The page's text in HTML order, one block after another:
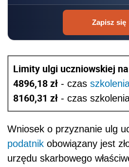
Zapisz się
Limity ulgi uczniowskiej
4896,18 zł - czas
8160,31 zł - czas
Wniosek o przyznanie ulg
podatnik obowiązany jest
urzędu skarbowego